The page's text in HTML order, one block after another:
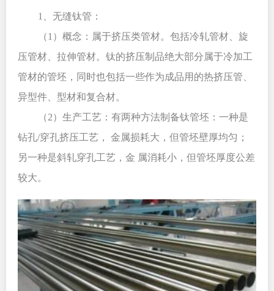
1
、无缝钛管：
（1）概念：属于挤压类管材。包括冷轧管材、旋
压管材、拉伸管材。钛的挤压制品绝大部分属于冷加工
管材的管坯，同时也包括一些作为成品用的热挤压管、
异型件、型材和复合材。
（2）生产工艺：有两种方法制备钛管坯：一种是
钻孔/穿孔挤压工艺， 金属损耗大，但管坯壁厚均匀；
另一种是斜轧穿孔工艺，金 属消耗小，但管坯厚度公差
较大。